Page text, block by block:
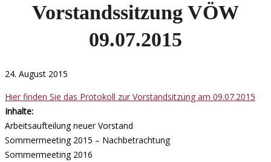
Vorstandssitzung VÖW
09.07.2015
24. August 2015
Hier finden Sie das Protokoll zur Vorstandsitzung am 09.07.2015
Inhalte:
Arbeitsaufteilung neuer Vorstand
Sommermeeting 2015 – Nachbetrachtung
Sommermeeting 2016